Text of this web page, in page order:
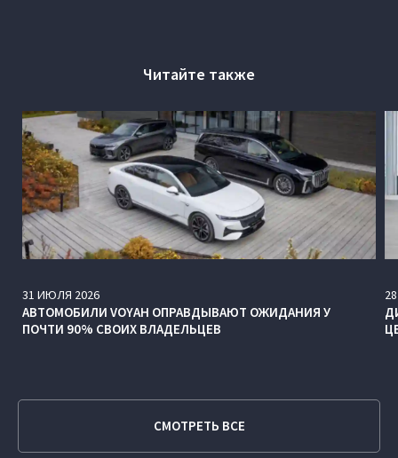
Читайте также
31 ИЮЛЯ 2026
АВТОМОБИЛИ VOYAH ОПРАВДЫВАЮТ ОЖИДАНИЯ У
ПОЧТИ 90% СВОИХ ВЛАДЕЛЬЦЕВ
28
СМОТРЕТЬ ВСЕ